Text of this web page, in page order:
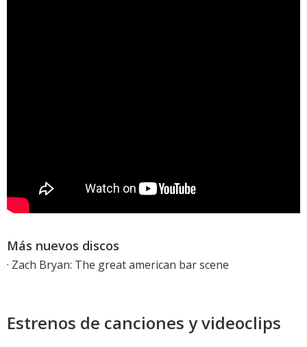
Más nuevos discos
· Zach Bryan: The great american bar scene
Estrenos de canciones y videoclips